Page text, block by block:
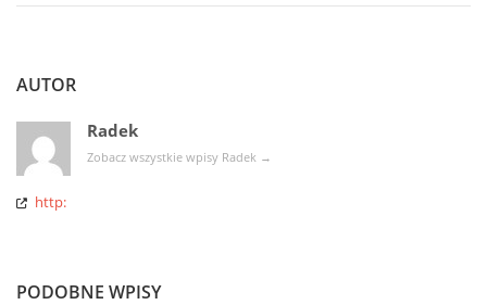
AUTOR
Radek
Zobacz wszystkie wpisy Radek →
http:
PODOBNE WPISY